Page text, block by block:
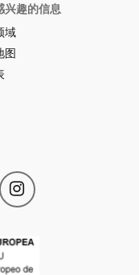
兴趣的信息
域
图
Instagram
此
链
会